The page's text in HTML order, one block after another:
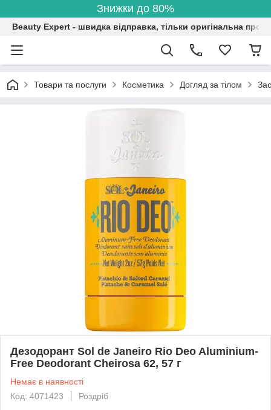
Знижки до 80%
Beauty Expert - швидка відправка, тільки оригінальна
Товари та послуги Косметика Догляд за тілом
Дезодорант Sol de Janeiro Rio Deo Aluminium-
Free Deodorant Cheirosa 62, 57 г
Немає в наявності
Код: 4071423
Роздріб